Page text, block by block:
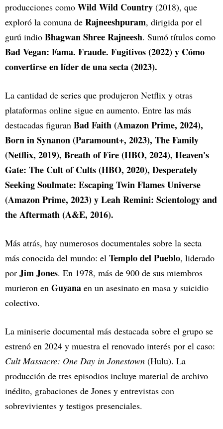
producciones como Wild Wild Country (2018), que
exploró la comuna de Rajneeshpuram, dirigida por el
gurú indio Bhagwan Shree Rajneesh. Sumó títulos como
Bad Vegan: Fama. Fraude. Fugitivos (2022) y Cómo
convertirse en líder de una secta (2023).
La cantidad de series que produjeron Netflix y otras
plataformas online sigue en aumento. Entre las más
destacadas figuran Bad Faith (Amazon Prime, 2024),
Born in Synanon (Paramount+, 2023), The Family
(Netflix, 2019), Breath of Fire (HBO, 2024), Heaven's
Gate: The Cult of Cults (HBO, 2020), Desperately
Seeking Soulmate: Escaping Twin Flames Universe
(Amazon Prime, 2023) y Leah Remini: Scientology and
the Aftermath (A&E, 2016).
Más atrás, hay numerosos documentales sobre la secta
más conocida del mundo: el Templo del Pueblo, liderado
por Jim Jones. En 1978, más de 900 de sus miembros
murieron en Guyana en un asesinato en masa y suicidio
colectivo.
La miniserie documental más destacada sobre el grupo se
estrenó en 2024 y muestra el renovado interés por el caso:
Cult Massacre: One Day in Jonestown (Hulu). La
producción de tres episodios incluye material de archivo
inédito, grabaciones de Jones y entrevistas con
sobrevivientes y testigos presenciales.